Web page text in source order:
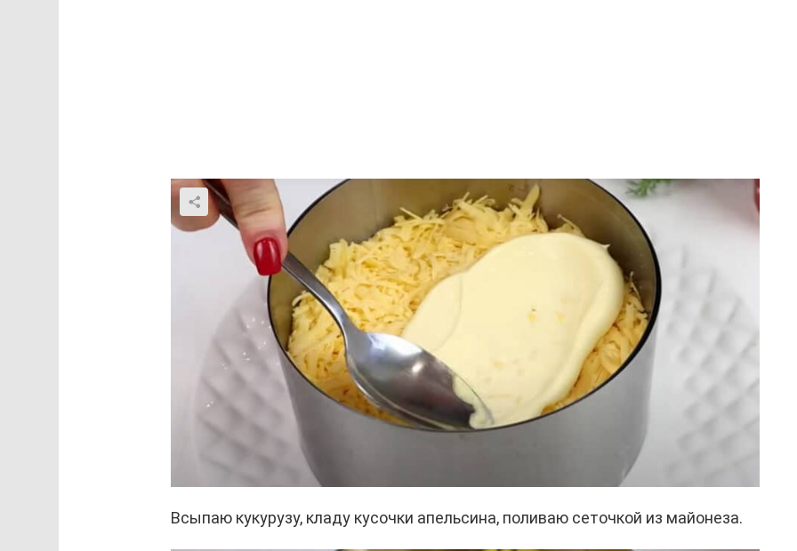
Всыпаю кукурузу, кладу кусочки апельсина, поливаю сеточкой из майонеза.